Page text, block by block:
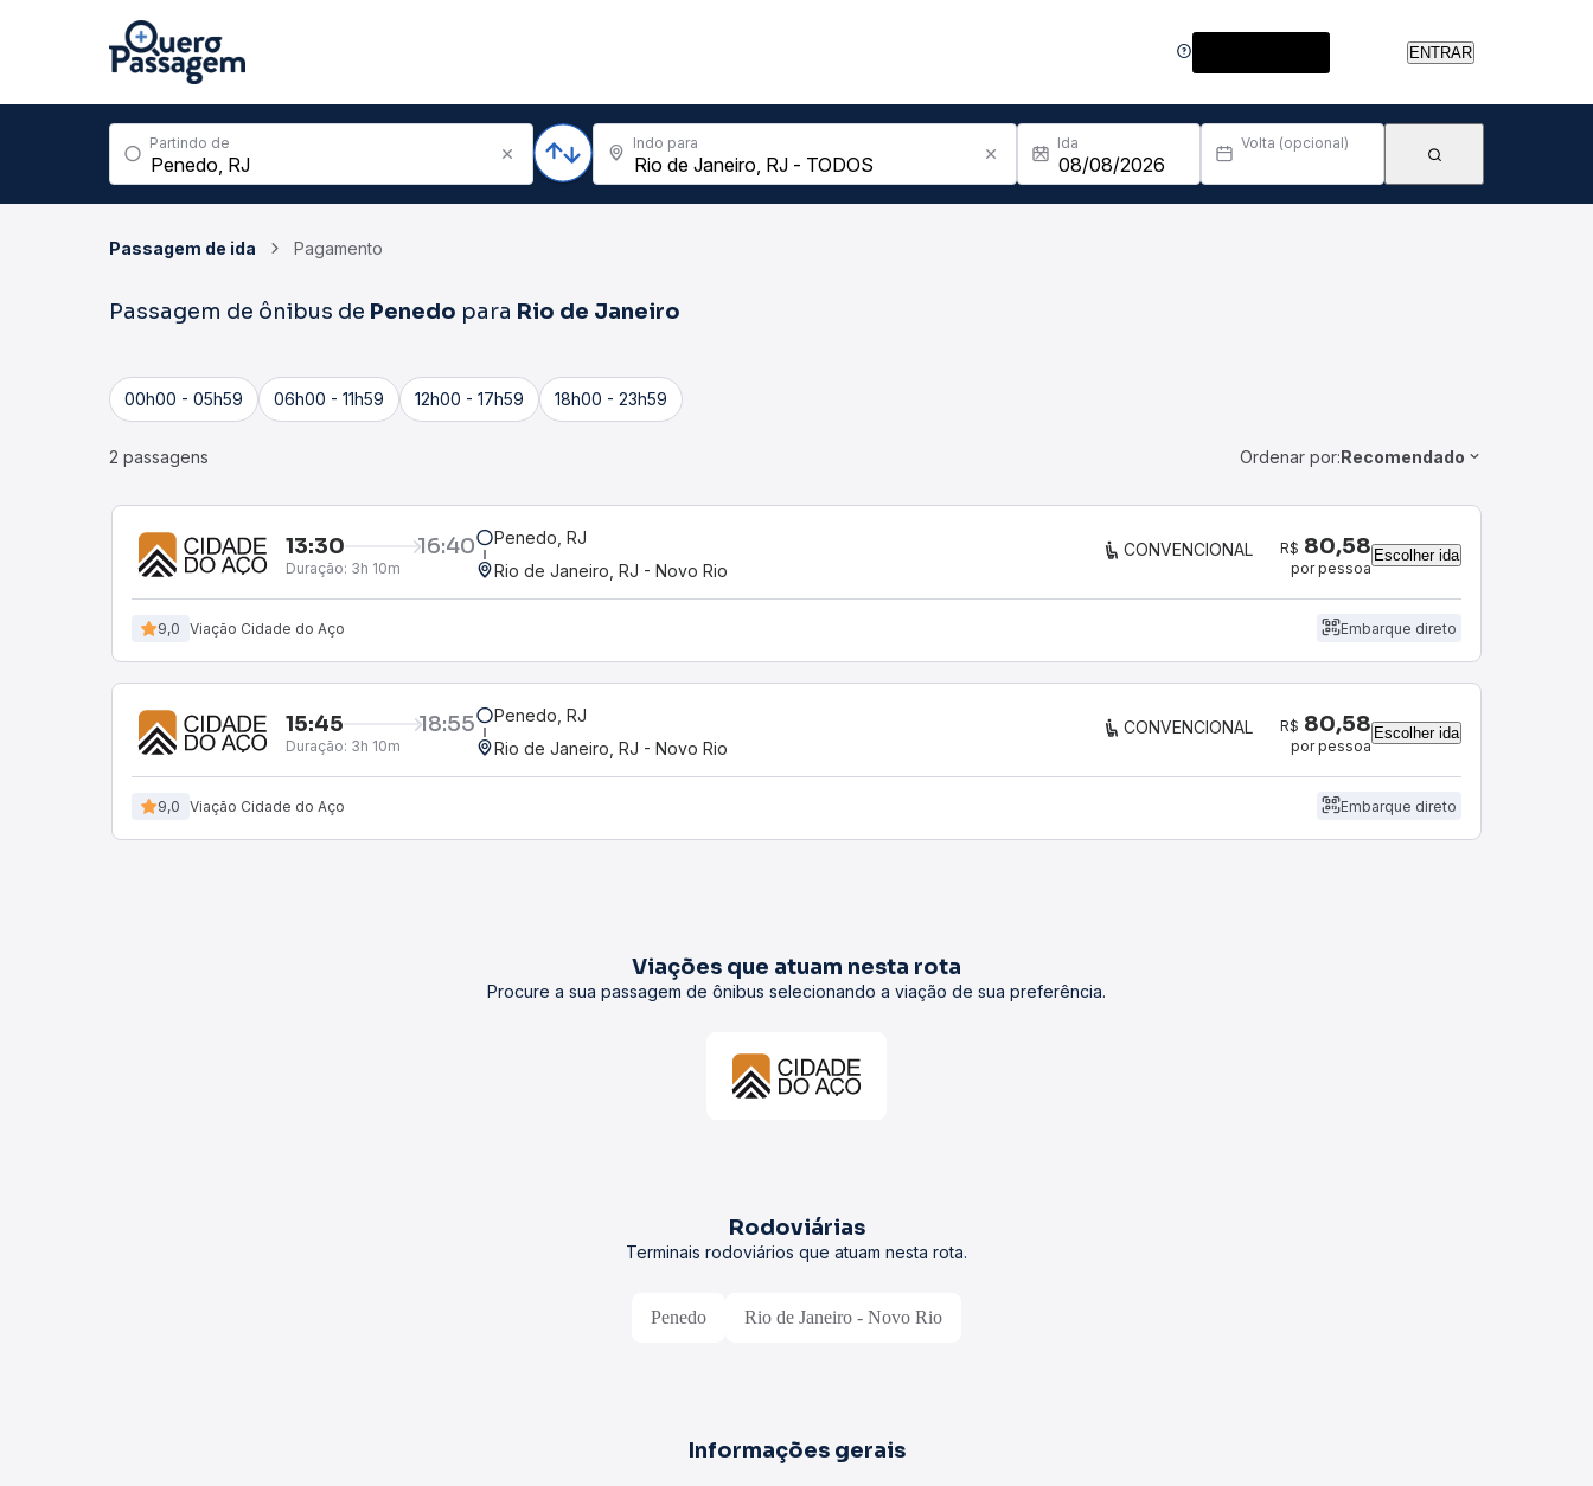
ENTRAR
Partindo de Indo para Ida Volta (opcional)
Passagem de ida Pagamento
Passagem de ônibus de Penedo para Rio de Janeiro
00h00 - 05h59 06h00 - 11h59 12h00 - 17h59 18h00 - 23h59
2 passagens Ordenar por:Recomendado
13:30 16:40
Duração: 3h 10m
Penedo, RJ
Rio de Janeiro, RJ - Novo Rio
CONVENCIONAL R$ 80,58
por pessoa
Escolher ida
9,0 Viação Cidade do Aço Embarque direto
15:45 18:55
Duração: 3h 10m
Penedo, RJ
Rio de Janeiro, RJ - Novo Rio
CONVENCIONAL R$ 80,58
por pessoa
Escolher ida
9,0 Viação Cidade do Aço Embarque direto
Viações que atuam nesta rota
Procure a sua passagem de ônibus selecionando a viação de sua preferência.
Rodoviárias
Terminais rodoviários que atuam nesta rota.
Penedo Rio de Janeiro - Novo Rio
Informações gerais